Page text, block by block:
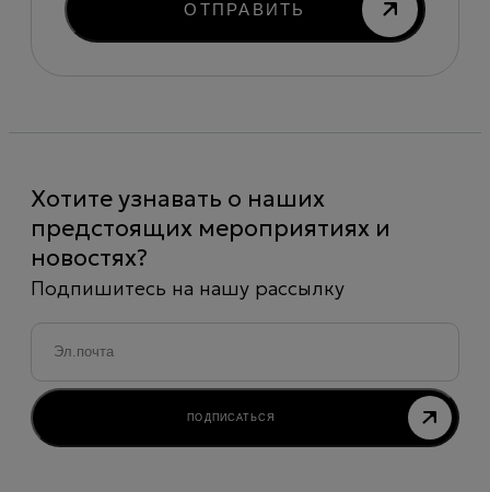
ОТПРАВИТЬ
Хотите узнавать о наших
предстоящих мероприятиях и
новостях?
Подпишитесь на нашу рассылку
ПОДПИСАТЬСЯ